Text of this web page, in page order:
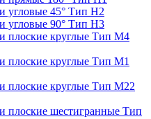
угловые 45° Тип H2
угловые 90° Тип H3
плоские круглые Тип M4
плоские круглые Тип M1
плоские круглые Тип M22
плоские шестигранные Тип